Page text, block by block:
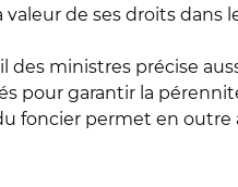
de ses droits dans
ministres précise
pour garantir la
foncier permet en outre